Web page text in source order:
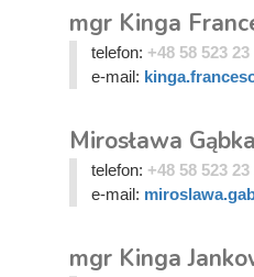
mgr Kinga
telefon: +48 58 523 23
e-mail:
Mirosława Gąbka
telefon: +48 58 523
e-mail:
mgr Kinga